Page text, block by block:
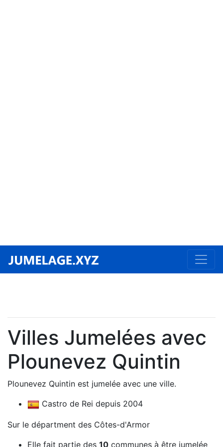
Villes Jumelées avec
Plounevez Quintin
Plounevez Quintin est jumelée avec une ville.
Castro de Rei depuis 2004
Sur le départment des Côtes-d'Armor
Elle fait partie des 10 communes à être jumelée